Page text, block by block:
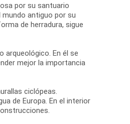
por su santuario
antiguo por su
de herradura, sigue
arqueológico. En él se
mejor la importancia
ciclópeas.
de Europa. En el interior